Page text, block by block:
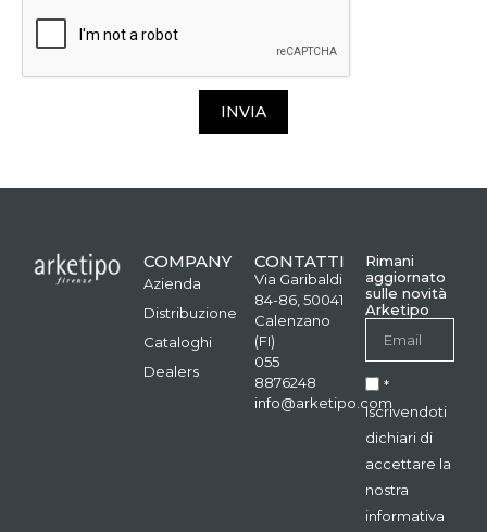
INVIA
COMPANY
Azienda
Distribuzione
Cataloghi
Dealers
CONTATTI
Via Garibaldi
84-86, 50041
Calenzano
(FI)
055
8876248
info@arketipo.com
Rimani
aggiornato
sulle novità
Arketipo
*
Iscrivendoti
dichiari di
accettare la
nostra
informativa